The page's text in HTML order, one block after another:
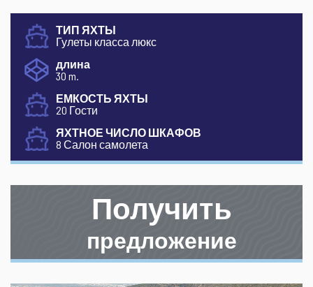
ТИП ЯХТЫ
Гулеты класса люкс
длина
30 m.
ЕМКОСТЬ ЯХТЫ
20 Гости
ЯХТНОЕ ЧИСЛО ШКАФОВ
8 Салон самолета
Получить
предложение